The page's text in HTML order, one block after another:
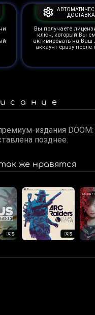
ДОСТАВКА
Вы получаете
ключ, который Вы
активировать на
аккаунт сразу после
издания
позднее.
же нравятся